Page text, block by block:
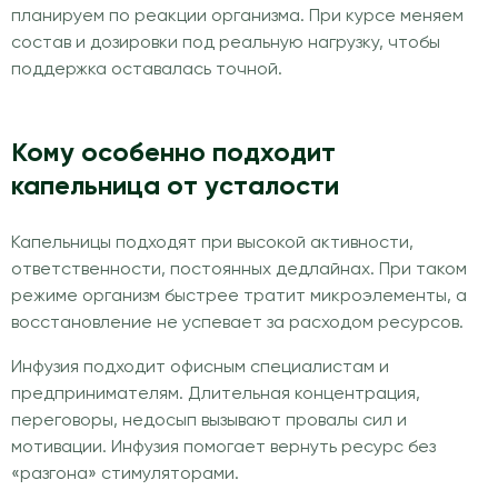
планируем по реакции организма. При курсе меняем
состав и дозировки под реальную нагрузку, чтобы
поддержка оставалась точной.
Кому особенно подходит
капельница от усталости
Капельницы подходят при высокой активности,
ответственности, постоянных дедлайнах. При таком
режиме организм быстрее тратит микроэлементы, а
восстановление не успевает за расходом ресурсов.
Инфузия подходит офисным специалистам и
предпринимателям. Длительная концентрация,
переговоры, недосып вызывают провалы сил и
мотивации. Инфузия помогает вернуть ресурс без
«разгона» стимуляторами.